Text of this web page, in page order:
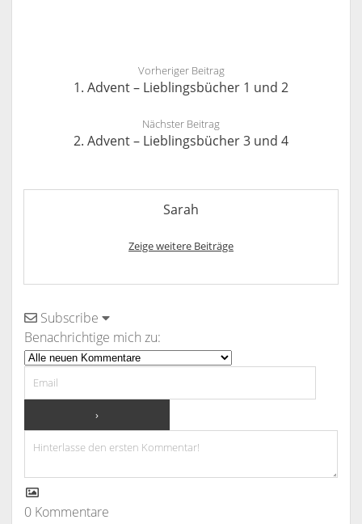
Vorheriger Beitrag
1. Advent – Lieblingsbücher 1 und 2
Nächster Beitrag
2. Advent – Lieblingsbücher 3 und 4
Sarah
Zeige weitere Beiträge
Subscribe
Benachrichtige mich zu:
0Kommentare